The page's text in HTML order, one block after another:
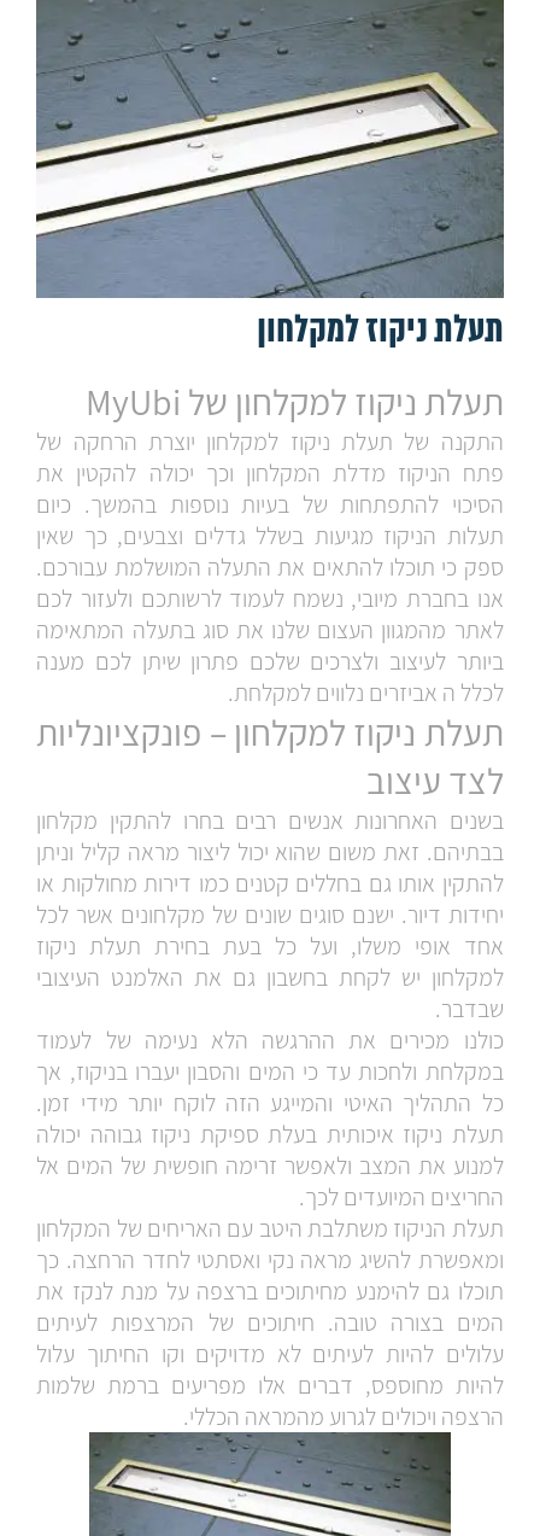
תעלת ניקוז למקלחון
תעלת ניקוז למקלחון של MyUbi
התקנה של תעלת ניקוז למקלחון יוצרת הרחקה של
פתח הניקוז מדלת המקלחון וכך יכולה להקטין את
הסיכוי להתפתחות של בעיות נוספות בהמשך. כיום
תעלות הניקוז מגיעות בשלל גדלים וצבעים, כך שאין
ספק כי תוכלו להתאים את התעלה המושלמת עבורכם.
אנו בחברת מיובי, נשמח לעמוד לרשותכם ולעזור לכם
לאתר מהמגוון העצום שלנו את סוג בתעלה המתאימה
ביותר לעיצוב ולצרכים שלכם פתרון שיתן לכם מענה
לכלל ה אביזרים נלווים למקלחת.
תעלת ניקוז למקלחון – פונקציונליות
לצד עיצוב
בשנים האחרונות אנשים רבים בחרו להתקין מקלחון
בבתיהם. זאת משום שהוא יכול ליצור מראה קליל וניתן
להתקין אותו גם בחללים קטנים כמו דירות מחולקות או
יחידות דיור. ישנם סוגים שונים של מקלחונים אשר לכל
אחד אופי משלו, ועל כל בעת בחירת תעלת ניקוז
למקלחון יש לקחת בחשבון גם את האלמנט העיצובי
שבדבר.
כולנו מכירים את ההרגשה הלא נעימה של לעמוד
במקלחת ולחכות עד כי המים והסבון יעברו בניקוז, אך
כל התהליך האיטי והמייגע הזה לוקח יותר מידי זמן.
תעלת ניקוז איכותית בעלת ספיקת ניקוז גבוהה יכולה
למנוע את המצב ולאפשר זרימה חופשית של המים אל
החריצים המיועדים לכך.
תעלת הניקוז משתלבת היטב עם האריחים של המקלחון
ומאפשרת להשיג מראה נקי ואסתטי לחדר הרחצה. כך
תוכלו גם להימנע מחיתוכים ברצפה על מנת לנקז את
המים בצורה טובה. חיתוכים של המרצפות לעיתים
עלולים להיות לעיתים לא מדויקים וקו החיתוך עלול
להיות מחוספס, דברים אלו מפריעים ברמת שלמות
הרצפה ויכולים לגרוע מהמראה הכללי.